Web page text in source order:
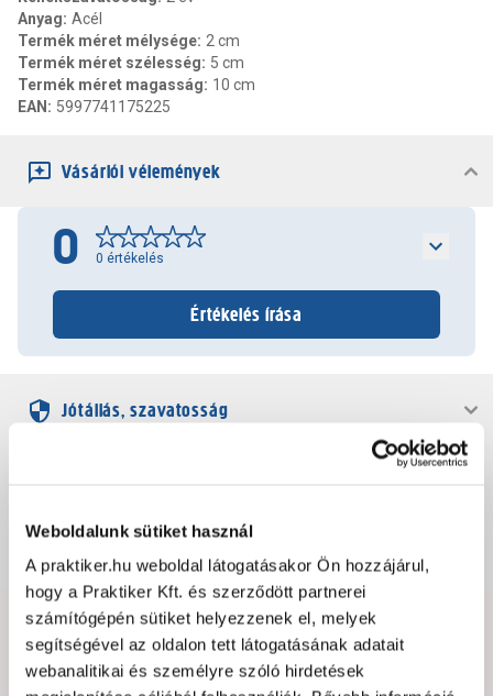
Weboldalunk sütiket használ
A praktiker.hu weboldal látogatásakor Ön hozzájárul,
hogy a Praktiker Kft. és szerződött partnerei
számítógépén sütiket helyezzenek el, melyek
segítségével az oldalon tett látogatásának adatait
webanalitikai és személyre szóló hirdetések
Anyag: Acél
Termék méret mélysége: 2 cm
Termék méret szélesség: 5 cm
Termék méret magasság: 10 cm
EAN : 5997741175225
Vásárlói vélemények
0 0 értékelés
Értékelés írása
Jótállás, szavatosság
Dokumentumok, felelős személy
Hibát találtál az oldalon vagy a termék leírásában?
Kérjük jelezd nekünk!